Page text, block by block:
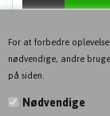
For at forbedre
nødvendige, andre
på siden.
Nødvendige